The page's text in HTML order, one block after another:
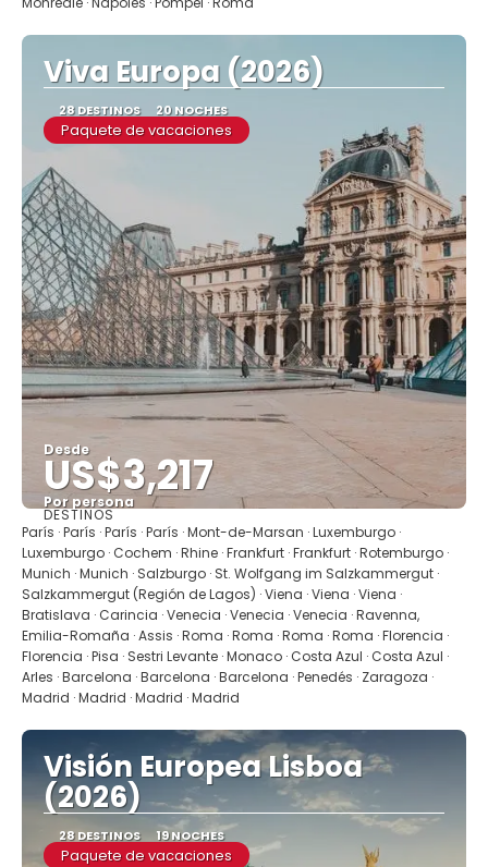
Viva Europa (2026)
28 DESTINOS 20 NOCHES
Paquete de vacaciones
Desde
US$3,217
Por persona
Ver
DESTINOS
París · París · París · París · Mont-de-Marsan · Luxemburgo ·
Luxemburgo · Cochem · Rhine · Frankfurt · Frankfurt · Rotemburgo ·
Munich · Munich · Salzburgo · St. Wolfgang im Salzkammergut ·
Salzkammergut (Región de Lagos) · Viena · Viena · Viena ·
Bratislava · Carincia · Venecia · Venecia · Venecia · Ravenna,
Emilia-Romaña · Assis · Roma · Roma · Roma · Roma · Florencia ·
Florencia · Pisa · Sestri Levante · Monaco · Costa Azul · Costa Azul ·
Arles · Barcelona · Barcelona · Barcelona · Penedés · Zaragoza ·
Madrid · Madrid · Madrid · Madrid
Visión Europea Lisboa
(2026)
28 DESTINOS 19 NOCHES
Paquete de vacaciones